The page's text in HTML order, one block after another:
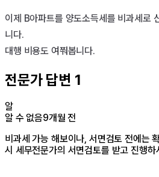
이제 B아파트를 양도소득세를 비과세로
니다.
전문가 답변 1
알
알 수 없음9개월 전
비과세 가능 해보이나, 서면검토 전에는
시 세무전문가의 서면검토를 받고 진행하